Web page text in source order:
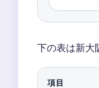
下の表は新大
項目